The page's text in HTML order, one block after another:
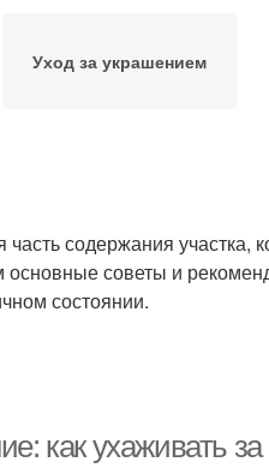
Уход за украшением
часть содержания
советы и
состоянии.
как ухаживать